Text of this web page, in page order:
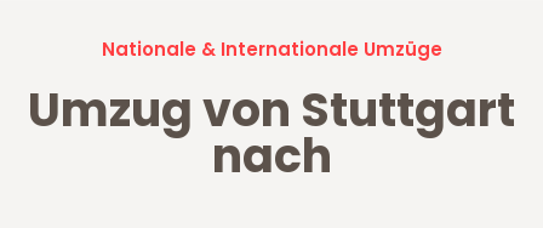
Nationale & Internationale Umzüge
Umzug von Stuttgart
nach